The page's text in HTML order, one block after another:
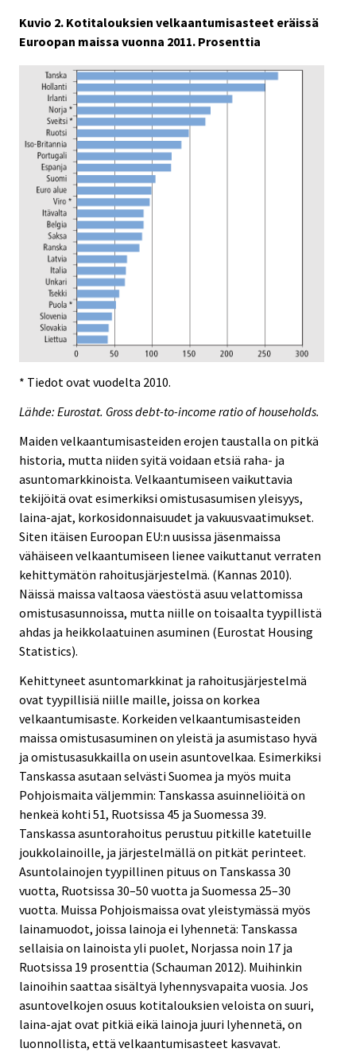
Kuvio 2. Kotitalouksien velkaantumisasteet eräissä
Euroopan maissa vuonna 2011. Prosenttia
* Tiedot ovat vuodelta 2010.
Lähde: Eurostat. Gross debt-to-income ratio of households.
Maiden velkaantumisasteiden erojen taustalla on pitkä
historia, mutta niiden syitä voidaan etsiä raha- ja
asuntomarkkinoista. Velkaantumiseen vaikuttavia
tekijöitä ovat esimerkiksi omistusasumisen yleisyys,
laina-ajat, korkosidonnaisuudet ja vakuusvaatimukset.
Siten itäisen Euroopan EU:n uusissa jäsenmaissa
vähäiseen velkaantumiseen lienee vaikuttanut verraten
kehittymätön rahoitusjärjestelmä. (Kannas 2010).
Näissä maissa valtaosa väestöstä asuu velattomissa
omistusasunnoissa, mutta niille on toisaalta tyypillistä
ahdas ja heikkolaatuinen asuminen (Eurostat Housing
Statistics).
Kehittyneet asuntomarkkinat ja rahoitusjärjestelmä
ovat tyypillisiä niille maille, joissa on korkea
velkaantumisaste. Korkeiden velkaantumisasteiden
maissa omistusasuminen on yleistä ja asumistaso hyvä
ja omistusasukkailla on usein asuntovelkaa. Esimerkiksi
Tanskassa asutaan selvästi Suomea ja myös muita
Pohjoismaita väljemmin: Tanskassa asuinneliöitä on
henkeä kohti 51, Ruotsissa 45 ja Suomessa 39.
Tanskassa asuntorahoitus perustuu pitkille katetuille
joukkolainoille, ja järjestelmällä on pitkät perinteet.
Asuntolainojen tyypillinen pituus on Tanskassa 30
vuotta, Ruotsissa 30–50 vuotta ja Suomessa 25–30
vuotta. Muissa Pohjoismaissa ovat yleistymässä myös
lainamuodot, joissa lainoja ei lyhennetä: Tanskassa
sellaisia on lainoista yli puolet, Norjassa noin 17 ja
Ruotsissa 19 prosenttia (Schauman 2012). Muihinkin
lainoihin saattaa sisältyä lyhennysvapaita vuosia. Jos
asuntovelkojen osuus kotitalouksien veloista on suuri,
laina-ajat ovat pitkiä eikä lainoja juuri lyhennetä, on
luonnollista, että velkaantumisasteet kasvavat.